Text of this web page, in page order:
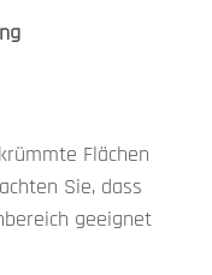
Flächen
Sie, dass
geeignet